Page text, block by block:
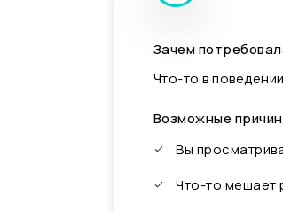
Зачем
Что-то в
Возможные
Вы
Что-то мешает